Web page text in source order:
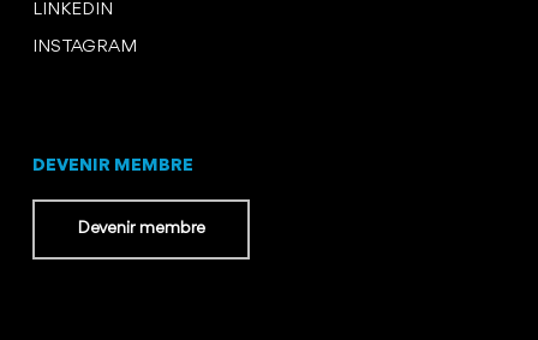
LINKEDIN
INSTAGRAM
DEVENIR MEMBRE
Devenir membre